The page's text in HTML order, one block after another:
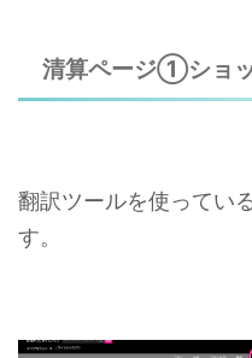
清算ページ①ショ
翻訳ツールを使ってい
す。